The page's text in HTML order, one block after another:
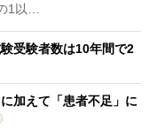
1以…
受験者数は10年間で2
加えて「患者不足」に